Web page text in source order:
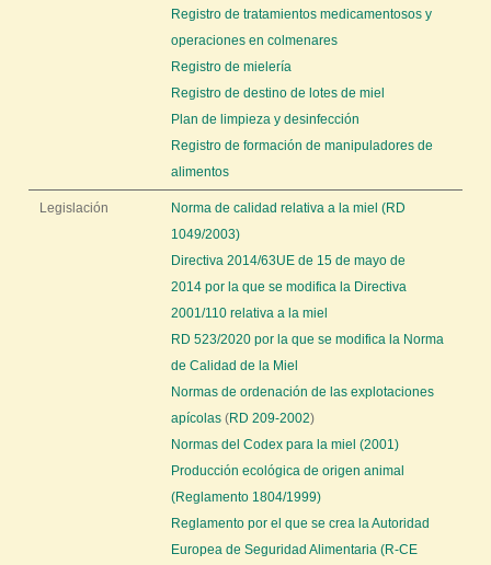
Registro de tratamientos medicamentosos y
operaciones en colmenares
Registro de mielería
Registro de destino de lotes de miel
Plan de limpieza y desinfección
Registro de formación de manipuladores de
alimentos
Legislación
Norma de calidad relativa a la miel (RD
1049/2003)
Directiva 2014/63UE de 15 de mayo de
2014 por la que se modifica la Directiva
2001/110 relativa a la miel
RD 523/2020 por la que se modifica la Norma
de Calidad de la Miel
Normas de ordenación de las explotaciones
apícolas(RD 209-2002)
Normas del Codex para la miel (2001)
Producción ecológica de origen animal
(Reglamento 1804/1999)
Reglamento por el que se crea la Autoridad
Europea de Seguridad Alimentaria (R-CE